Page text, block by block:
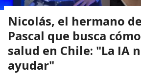
Nicolás, el hermano
Pascal que busca
salud en Chile: "La IA
ayudar"